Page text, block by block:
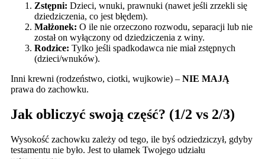
Zstępni: Dzieci, wnuki, prawnuki (nawet jeśli zrzekli się
dziedziczenia, co jest błędem).
Małżonek: O ile nie orzeczono rozwodu, separacji lub nie
został on wyłączony od dziedziczenia z winy.
Rodzice: Tylko jeśli spadkodawca nie miał zstępnych
(dzieci/wnuków).
Inni krewni (rodzeństwo, ciotki, wujkowie) – NIE MAJĄ
prawa do zachowku.
Jak obliczyć swoją część? (1/2 vs 2/3)
Wysokość zachowku zależy od tego, ile byś odziedziczył, gdyby
testamentu nie było. Jest to ułamek Twojego udziału